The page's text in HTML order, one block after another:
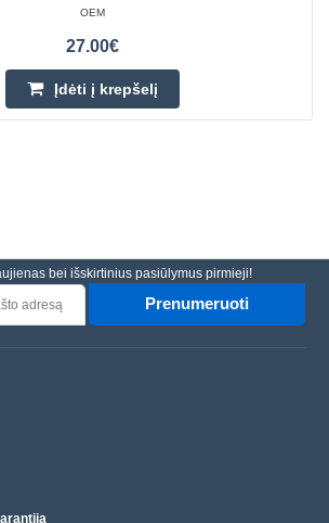
OEM
27.00€
Įdėti į krepšelį
bei išskirtinius pasiūlymus pirmieji!
Prenumeruoti